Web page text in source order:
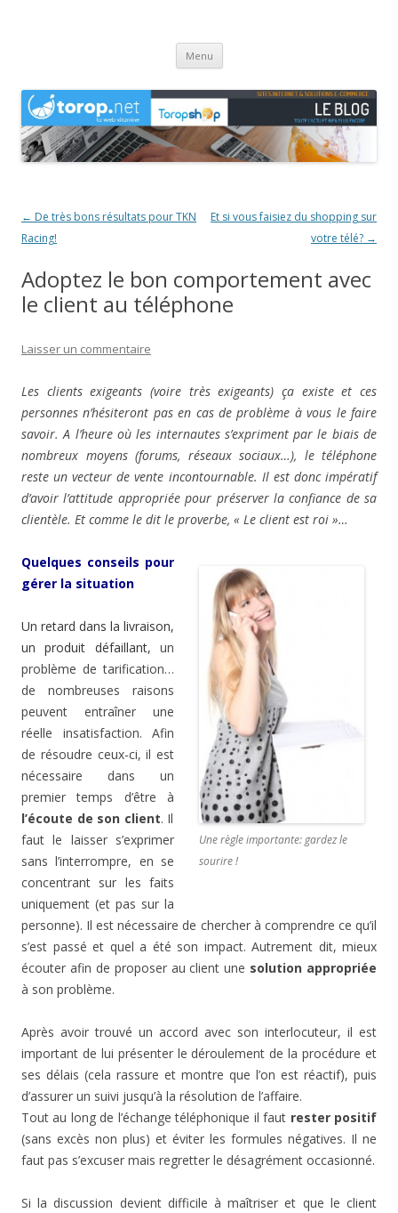
Menu Aller
contenu
Navigation
des
← De très bons résultats pour TKN
Racing!
Et si vous faisiez du shopping sur
votre télé? →
Adoptez le bon comportement avec
le client au téléphone
Laisser un commentaire
Les clients exigeants (voire très exigeants) ça existe et ces
personnes n’hésiteront pas en cas de problème à vous le faire
savoir. A l’heure où les internautes s’expriment par le biais de
nombreux moyens (forums, réseaux sociaux…), le téléphone
reste un vecteur de vente incontournable. Il est donc impératif
d’avoir l’attitude appropriée pour préserver la confiance de sa
clientèle. Et comme le dit le proverbe, « Le client est roi »…
Une règle importante: gardez le
sourire !
Quelques conseils pour
gérer la situation
Un retard dans la livraison,
un produit défaillant, un
problème de tarification…
de nombreuses raisons
peuvent entraîner une
réelle insatisfaction. Afin
de résoudre ceux-ci, il est
nécessaire dans un
premier temps d’être à
l’écoute de son client. Il
faut le laisser s’exprimer
sans l’interrompre, en se
concentrant sur les faits
uniquement (et pas sur la
personne). Il est nécessaire de chercher à comprendre ce qu’il
s’est passé et quel a été son impact. Autrement dit, mieux
écouter afin de proposer au client une solution appropriée
à son problème.
Après avoir trouvé un accord avec son interlocuteur, il est
important de lui présenter le déroulement de la procédure et
ses délais (cela rassure et montre que l’on est réactif), puis
d’assurer un suivi jusqu’à la résolution de l’affaire.
Tout au long de l’échange téléphonique il faut rester positif
(sans excès non plus) et éviter les formules négatives. Il ne
faut pas s’excuser mais regretter le désagrément occasionné.
Si la discussion devient difficile à maîtriser et que le client